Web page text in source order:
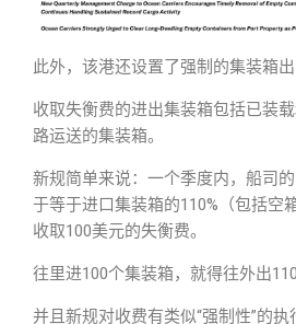
此外，该港还设置了强制的集装箱出
收取失衡费的进出集装箱包括已装
路运送的集装箱。
新规简单来说：一个季度内，船司
于等于进口集装箱的110%（包括空
收取100美元的失衡费。
往里进100个集装箱，就得往外出110
并且新规对收费有类似“强制性”的